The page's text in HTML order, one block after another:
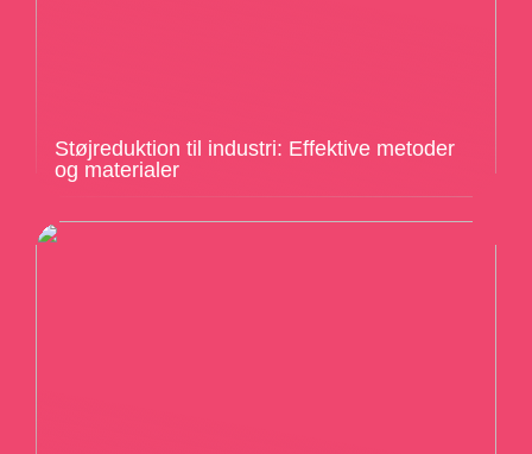
Støjreduktion til industri: Effektive metoder
og materialer